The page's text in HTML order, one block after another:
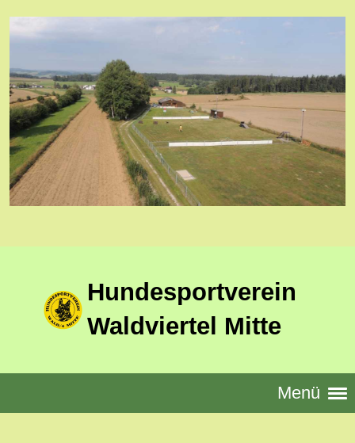
Hundesportverein
Waldviertel Mitte
Menü